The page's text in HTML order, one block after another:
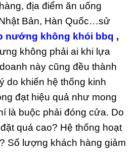
địa điểm ăn uống
Bản, Hàn Quốc…sử
nướng không khói bbq ,
không phải ai khi lựa
này cũng đều thành
do khiến hệ thống kinh
đạt hiệu quả như mong
là buộc phải đóng cửa. Do
quá cao? Hệ thống hoạt
Số lượng khách hàng giảm